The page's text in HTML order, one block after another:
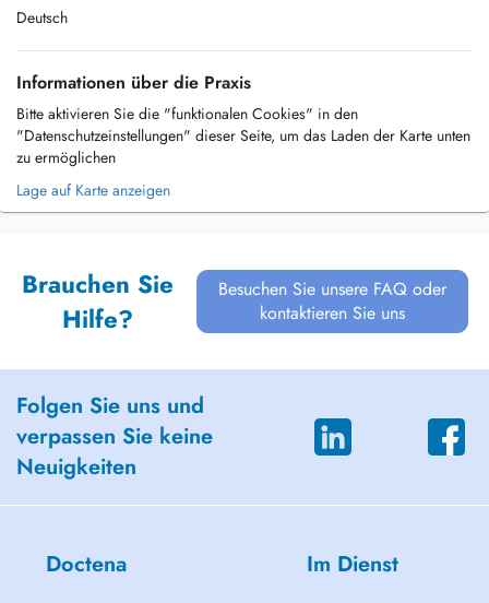
Deutsch
Informationen über die Praxis
Bitte aktivieren Sie die "funktionalen Cookies" in den
"Datenschutzeinstellungen" dieser Seite, um das Laden der Karte unten
zu ermöglichen
Lage auf Karte anzeigen
Brauchen Sie
Hilfe?
Besuchen Sie unsere FAQ oder
kontaktieren Sie uns
Folgen Sie uns und
verpassen Sie keine
Neuigkeiten
Doctena Im Dienst